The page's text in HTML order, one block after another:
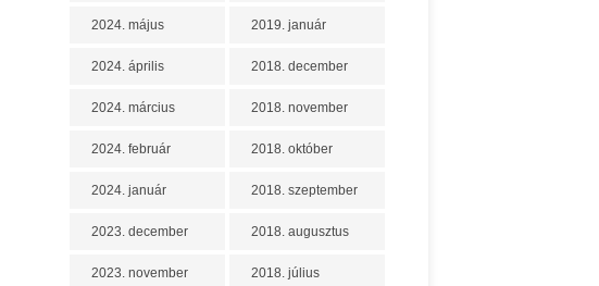
2024. május
2024. április
2024. március
2024. február
2024. január
2023. december
2023. november
2019. január
2018. december
2018. november
2018. október
2018. szeptember
2018. augusztus
2018. július